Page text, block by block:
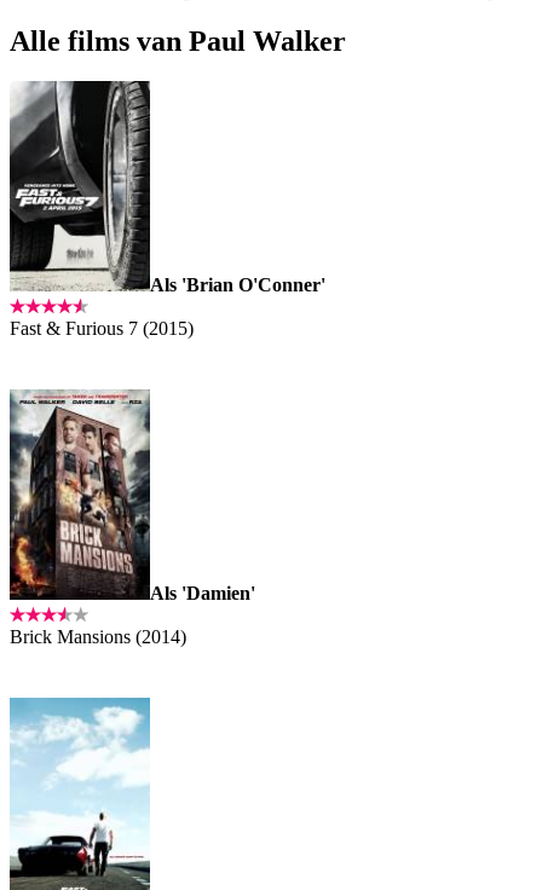
Alle films van Paul Walker
Als 'Brian O'Conner'
Fast & Furious 7 (2015)
Als 'Damien'
Brick Mansions (2014)